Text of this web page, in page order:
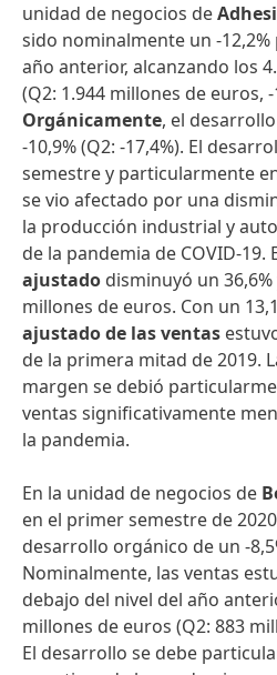
unidad de negocios de
sido nominalmente un -
año anterior, alcanzando los
(Q2: 1.944 millones de euros, -
Orgánicamente, el
-10,9% (Q2: -17,4%). El
semestre y particularmente
se vio afectado por una
la producción industrial y
de la pandemia de COVID-19.
ajustado disminuyó un
millones de euros. Con un
ajustado de las ventas
de la primera mitad de 2019.
margen se debió
ventas significativamente
la pandemia.
En la unidad de negocios de
en el primer semestre de
desarrollo orgánico de un -
Nominalmente, las ventas
debajo del nivel del año
millones de euros (Q2: 883
El desarrollo se debe